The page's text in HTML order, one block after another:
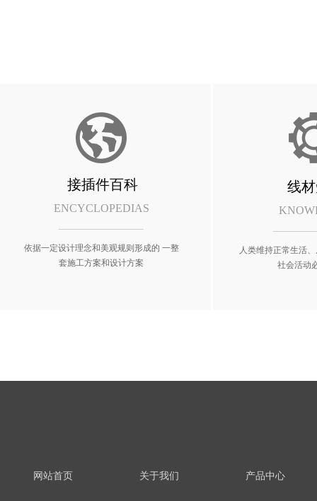
ENCYCLOPEDIAS
人类维持正常生活
社会活动
线
依据一定设计理念和美观规则形成的 一整
套施工方案和设计方案
接插件百科
网站首页 关于我们 产品中心